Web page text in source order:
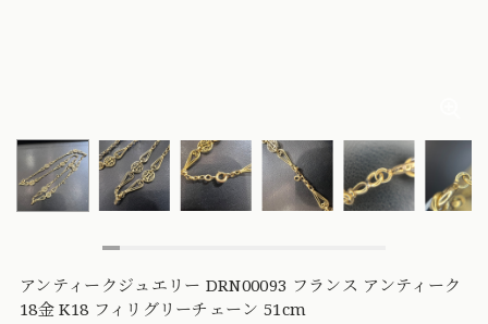
アンティークジュエリー DRN00093 フランス アンティーク
18金 K18 フィリグリーチェーン 51cm